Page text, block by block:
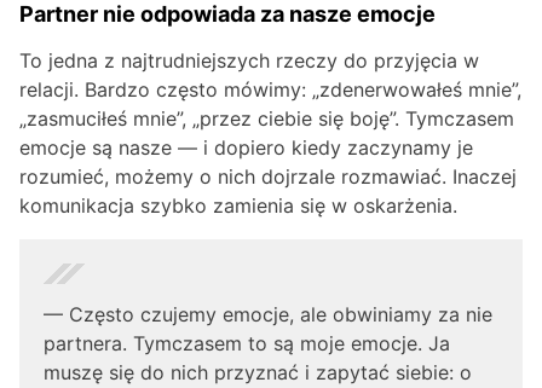
Partner nie odpowiada za nasze emocje
To jedna z najtrudniejszych rzeczy do przyjęcia w
relacji. Bardzo często mówimy: „zdenerwowałeś mnie”,
„zasmuciłeś mnie”, „przez ciebie się boję”. Tymczasem
emocje są nasze — i dopiero kiedy zaczynamy je
rozumieć, możemy o nich dojrzale rozmawiać. Inaczej
komunikacja szybko zamienia się w oskarżenia.
— Często czujemy emocje, ale obwiniamy za nie
partnera. Tymczasem to są moje emocje. Ja
muszę się do nich przyznać i zapytać siebie: o